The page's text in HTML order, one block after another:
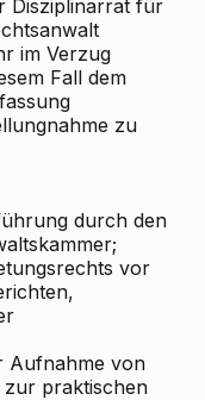
Disziplinarrat für
im Verzug
Fall dem
zu
durch den
vor
Aufnahme von
zur praktischen